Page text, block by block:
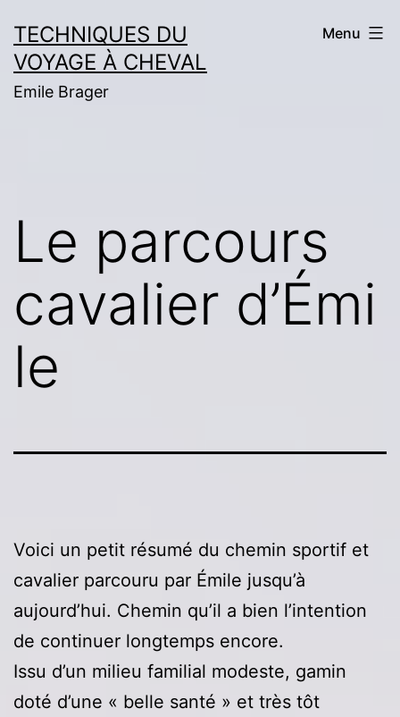
to
content
TECHNIQUES DU
VOYAGE À CHEVAL
Emile Brager
Menu
Le parcours
cavalier d’Émi
le
Voici un petit résumé du chemin sportif et
cavalier parcouru par Émile jusqu’à
aujourd’hui. Chemin qu’il a bien l’intention
de continuer longtemps encore.
Issu d’un milieu familial modeste, gamin
doté d’une « belle santé » et très tôt